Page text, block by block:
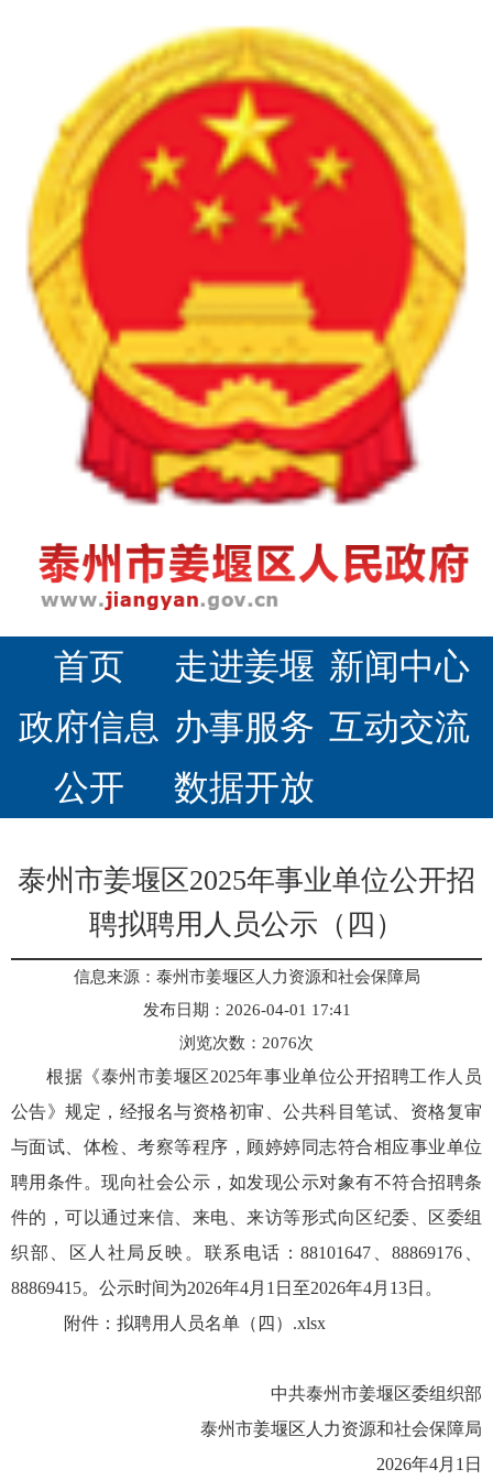
首页 走进姜堰 新闻中心
政府信息
公开
办事服务 互动交流
数据开放
泰州市姜堰区2025年事业单位公开招
聘拟聘用人员公示（四）
信息来源：泰州市姜堰区人力资源和社会保障局
发布日期：2026-04-01 17:41
浏览次数： 2076次
根据《泰州市姜堰区2025年事业单位公开招聘工作人员
公告》规定，经报名与资格初审、公共科目笔试、资格复审
与面试、体检、考察等程序，顾婷婷同志符合相应事业单位
聘用条件。现向社会公示，如发现公示对象有不符合招聘条
件的，可以通过来信、来电、来访等形式向区纪委、区委组
织部、区人社局反映。联系电话：88101647、88869176、
88869415。公示时间为2026年4月1日至2026年4月13日。
附件： 拟聘用人员名单（四）.xlsx
中共泰州市姜堰区委组织部
泰州市姜堰区人力资源和社会保障局
2026年4月1日